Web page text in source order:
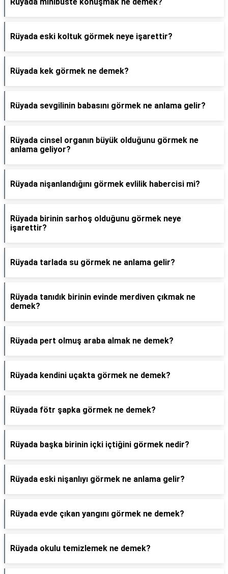
Rüyada eski koltuk görmek neye işarettir?
Rüyada kek görmek ne demek?
Rüyada sevgilinin babasını görmek ne anlama gelir?
Rüyada cinsel organın büyük olduğunu görmek ne
anlama geliyor?
Rüyada nişanlandığını görmek evlilik habercisi mi?
Rüyada birinin sarhoş olduğunu görmek neye
işarettir?
Rüyada tarlada su görmek ne anlama gelir?
Rüyada tanıdık birinin evinde merdiven çıkmak ne
demek?
Rüyada pert olmuş araba almak ne demek?
Rüyada kendini uçakta görmek ne demek?
Rüyada fötr şapka görmek ne demek?
Rüyada başka birinin içki içtiğini görmek nedir?
Rüyada eski nişanlıyı görmek ne anlama gelir?
Rüyada evde çıkan yangını görmek ne demek?
Rüyada okulu temizlemek ne demek?